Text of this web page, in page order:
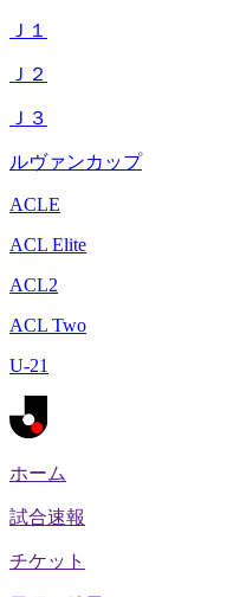
Ｊ１
Ｊ２
Ｊ３
ルヴァンカップ
ACLE
ACL Elite
ACL2
ACL Two
U-21
ホーム
試合速報
チケット